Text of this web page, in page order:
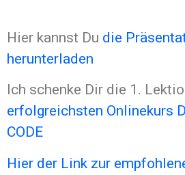
Hier kannst Du die
herunterladen
Ich schenke Dir die 1.
erfolgreichsten Onlinekurs
CODE
Hier der Link zur